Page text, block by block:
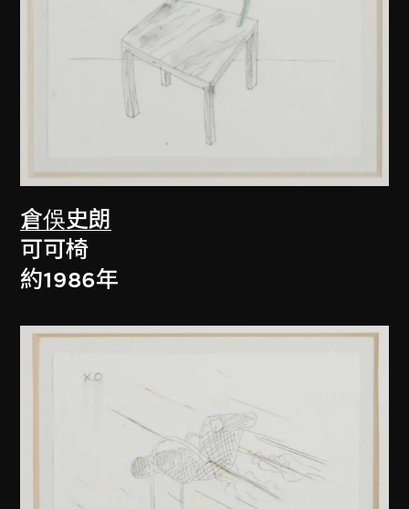
倉俁史朗
可可椅
約1986年